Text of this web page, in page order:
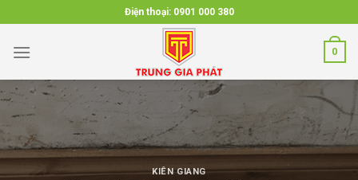
to
content
Điện thoại: 0901 000 380
0
KIÊN GIANG